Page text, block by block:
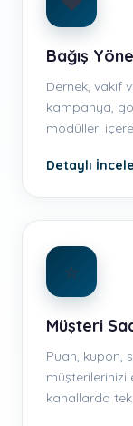
Bağış
Dernek, vakıf
kampanya,
modülleri
Detaylı İncele
⭐
Müşteri
Puan, kupon,
kanallarda